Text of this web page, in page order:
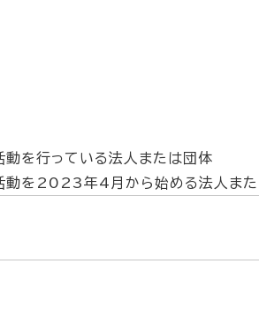
動を行っている法人または団体
活動を2023年4月から始める法人ま